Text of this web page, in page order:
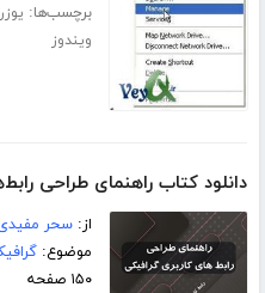
برچسب‌ها:
ویندوز
دانلود کتاب راهنمای طراحی
از:سحر
موضوع:
۱۵۰ صفحه